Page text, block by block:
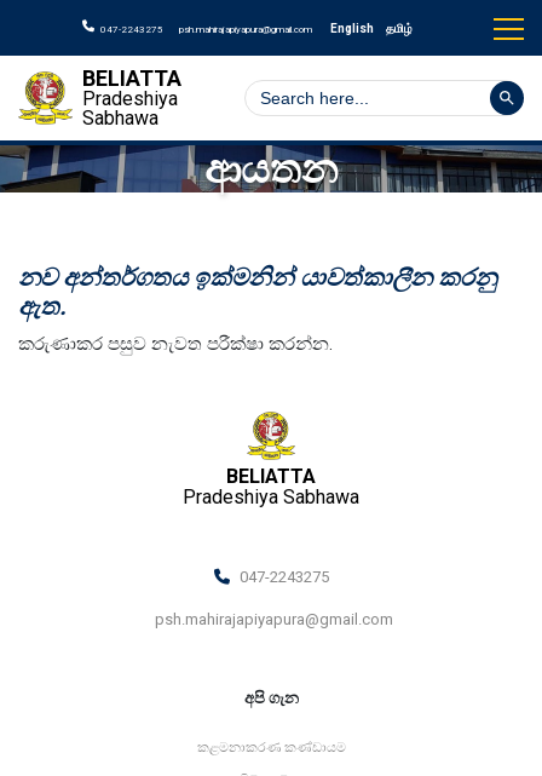
047-2243275 psh.mahirajapiyapura@gmail.com English தமிழ்
BELIATTA
Pradeshiya
Sabhawa
Search
for:
Search
ආයතන
නව අන්තර්ගතය ඉක්මනින් යාවත්කාලීන කරනු
ඇත.
කරුණාකර පසුව නැවත පරීක්ෂා කරන්න.
BELIATTA
Pradeshiya Sabhawa
047-2243275
psh.mahirajapiyapura@gmail.com
අපි ගැන
කළමනාකරණ කණ්ඩායම